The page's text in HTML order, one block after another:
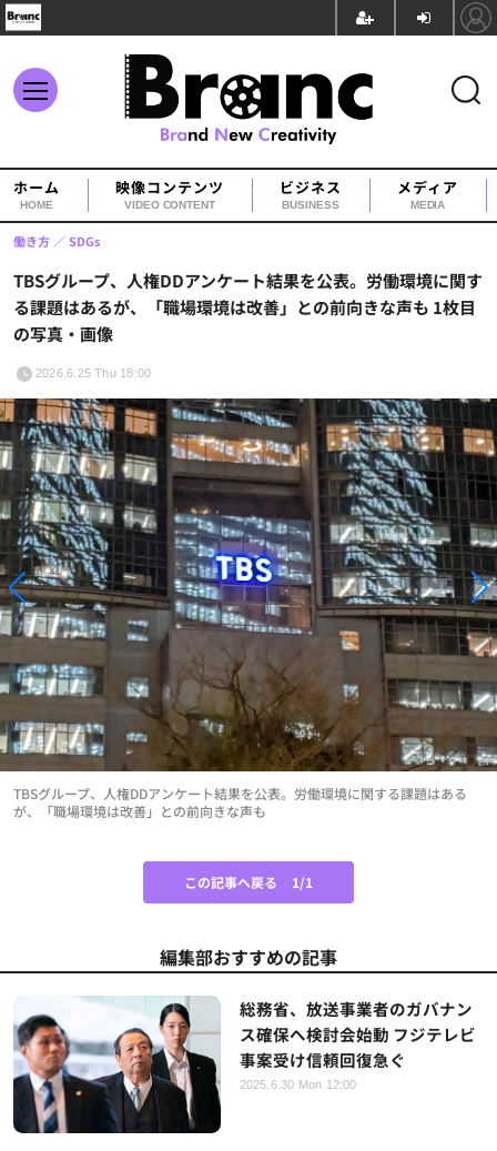
ホーム
HOME
映像コンテンツ
VIDEO CONTENT
ビジネス
BUSINESS
メディア
MEDIA
TBSグループ、人権DDアンケート結果を公表。労働環境に関す
る課題はあるが、「職場環境は改善」との前向きな声も 1枚目
の写真・画像
働き方 SDGs
2026.6.25 Thu 18:00
TBSグループ、人権DDアンケート結果を公表。労働環境に関する課題はある
が、「職場環境は改善」との前向きな声も
この記事へ戻る 1/1
編集部おすすめの記事
総務省、放送事業者のガバナン
ス確保へ検討会始動 フジテレビ
事案受け信頼回復急ぐ
2025.6.30 Mon 12:00